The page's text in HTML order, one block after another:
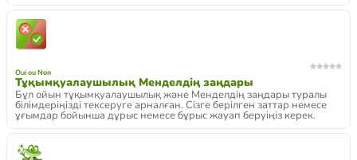
Oui ou Non
Тұқымқуалаушылық Менделдің заңдары
Бұл ойын тұқымқуалаушылық және Менделдің заңдары туралы
білімдеріңізді тексеруге арналған. Сізге берілген заттар немесе
ұғымдар бойынша дұрыс немесе бұрыс жауап беруіңіз керек.